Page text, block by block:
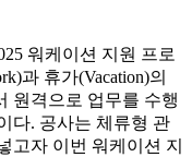
워케이션 지원 프로
과 휴가(Vacation)의
원격으로 업무를 수행
다. 공사는 체류형 관
고자 이번 워케이션 지